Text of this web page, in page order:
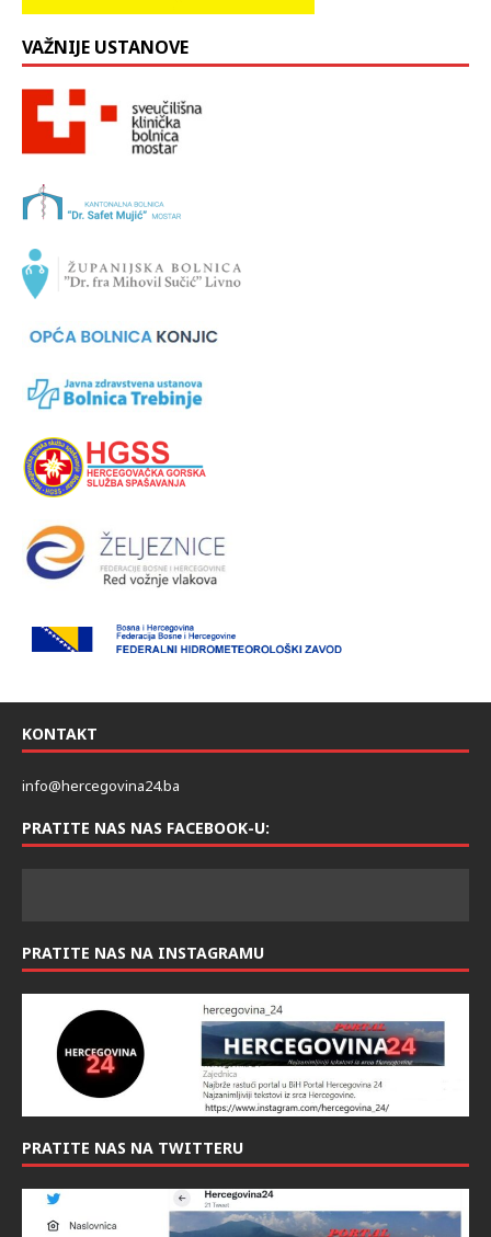
VAŽNIJE USTANOVE
KONTAKT
info@hercegovina24.ba
PRATITE NAS NAS FACEBOOK-U:
PRATITE NAS NA INSTAGRAMU
PRATITE NAS NA TWITTERU